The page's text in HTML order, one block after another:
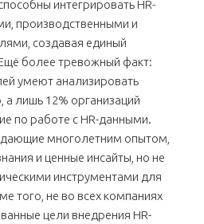
интегрировать HR-
производственными и
создавая единый
более тревожный факт:
умеют анализировать
лишь 12% организаций
по работе с HR-данными.
многолетним опытом,
и ценные инсайты, но не
инструментами для
того, не во всех компаниях
цели внедрения HR-